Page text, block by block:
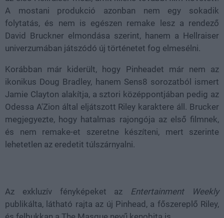
A mostani produkció azonban nem egy sokadik
folytatás, és nem is egészen remake lesz a rendező
David Bruckner elmondása szerint, hanem a Hellraiser
univerzumában játszódó új történetet fog elmesélni.
Korábban már kiderült, hogy Pinheadet már nem az
ikonikus Doug Bradley, hanem Sens8 sorozatból ismert
Jamie Clayton alakítja, a sztori középpontjában pedig az
Odessa A'Zion által eljátszott Riley karaktere áll. Brucker
megjegyezte, hogy hatalmas rajongója az első filmnek,
és nem remake-et szeretne készíteni, mert szerinte
lehetetlen az eredetit túlszárnyalni.
Az exkluzív fényképeket az Entertainment Weekly
publikálta, látható rajta az új Pinhead, a főszereplő Riley,